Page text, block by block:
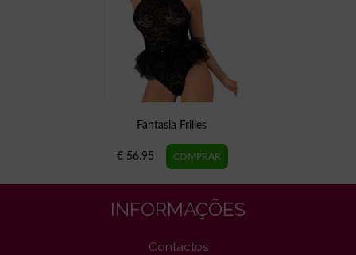
Fantasia Frilles
€ 56.95
INFORMAÇÕES
Contactos